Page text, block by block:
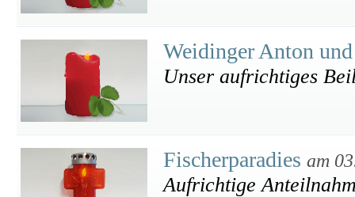
Weidinger Anton
Unser aufrichtiges
Fischerparadies am
Aufrichtige